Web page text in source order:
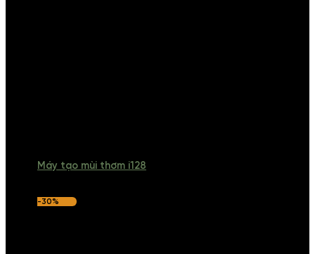
Máy tạo mùi thơm i128
-30%